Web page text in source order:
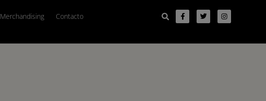
Merchandising Contacto